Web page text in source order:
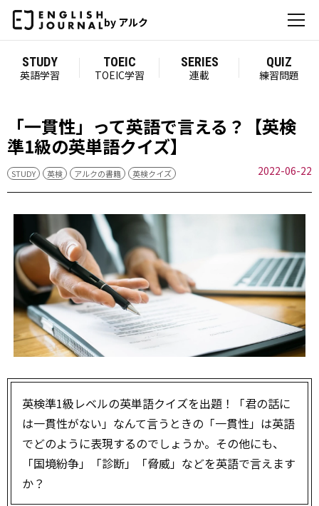
by アルク
STUDY
英語学習
TOEIC
TOEIC学習
SERIES
連載
QUIZ
練習問題
「一貫性」って英語で言える？【英検
準1級の英単語クイズ】
STUDY 英検 アルクの書籍 英検クイズ 2022-06-22
英検準1級レベルの英単語クイズを出題！「君の話に
は一貫性がない」なんて言うときの「一貫性」は英語
でどのように表現するのでしょうか。その他にも、
「国境紛争」「診断」「脅威」などを英語で言えます
か？